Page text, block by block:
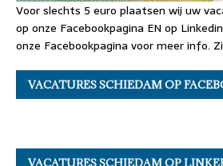
Voor slechts 5 euro plaatsen wij uw
op onze Facebookpagina EN op
onze Facebookpagina voor meer info.
VACATURES SCHIEDAM OP
VACATURES SCHIEDAM OP